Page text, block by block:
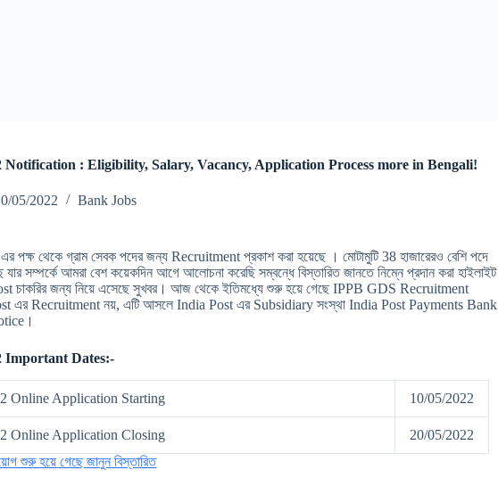
: Eligibility, Salary, Vacancy, Application Process more in Bengali!
05/2022 Bank Jobs
পক্ষ থেকে গ্রাম সেবক পদের জন্য Recruitment প্রকাশ করা হয়েছে । মোটামুটি 38 হাজারেরও বেশি পদে
সম্পর্কে আমরা বেশ কয়েকদিন আগে আলোচনা করেছি সম্বন্ধে বিস্তারিত জানতে নিম্নে প্রদান করা হাইলাইট
চাকরির জন্য নিয়ে এসেছে সুখবর। আজ থেকে ইতিমধ্যে শুরু হয়ে গেছে IPPB GDS Recruitment
এর Recruitment নয়, এটি আসলে India Post এর Subsidiary সংস্থা India Post Payments Bank
Important Dates:-
Online Application Starting 10/05/2022
Online Application Closing
20/05/2022
শুরু হয়ে গেছে জানুন বিস্তারিত